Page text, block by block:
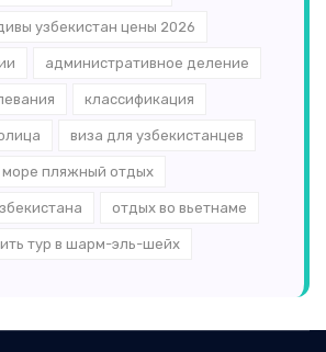
узбекистан цены 2026
административное деление
классификация
виза для узбекистанцев
море пляжный отдых
отдых во вьетнаме
тур в шарм-эль-шейх